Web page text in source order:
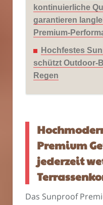
kontinuierliche
garantieren
Premium-
Hochfestes
schützt Outdoor-
Regen
Premium
jederzeit
Das Sunproof